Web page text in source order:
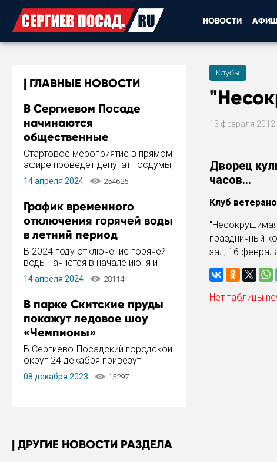
НОВОСТИ
ГЛАВНЫЕ НОВОСТИ
В Сергиевом Посаде
начинаются
общественные
обсуждения Стратегии
развития города
Стартовое мероприятие в прямом
эфире проведёт депутат Госдумы,
инициатор и автор Концепции
развития Сергиева Посада и
Пахомов.
14 апреля 2024 254625
График временного
отключения горячей воды
в летний период
В 2024 году отключение горячей
воды начнется в начале июня и
завершится в конце августа.
Период отключения составит не
14 апреля 2024 28114
В парке Скитские пруды
покажут ледовое шоу
«Чемпионы»
В Сергиево-Посадский городской
округ 24 декабря привезут
ледовый тур «Чемпионы»
заслуженного мастера спорта,
08 декабря 2023 15297
Клубы
13 февраля 2012
Дворец
часов...
Клуб
праздничный
зал, 16
Нет таблицы
ДРУГИЕ НОВОСТИ РАЗДЕЛА